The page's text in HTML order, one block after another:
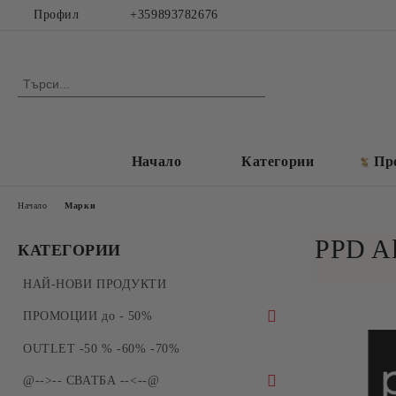
Профил +359893782676
Начало Категории
КАТЕГОРИИ
НАЙ-НОВИ ПРОДУКТИ
ПРОМОЦИИ до - 50%
ПРОМОЦИИ - Силиконови молдове и
OUTLET -50 % -60% -70%
@-->-- СВАТБА --<--@
Начало Марки
PPD